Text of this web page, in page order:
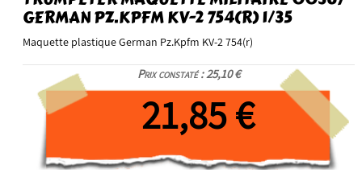
GERMAN PZ.KPFM KV-2 754(R) 1/35
Maquette plastique German Pz.Kpfm KV-2 754(r)
Prix constaté : 25,10 €
21,85 €